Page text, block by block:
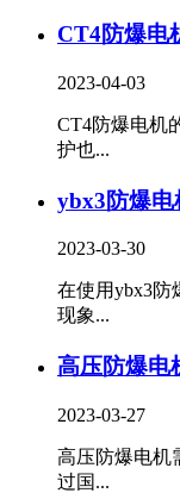
CT4防爆电
2023-04-03
CT4防爆电机
护也...
ybx3防爆
2023-03-30
在使用ybx3防
现象...
高压防爆电
2023-03-27
高压防爆电机
过国...